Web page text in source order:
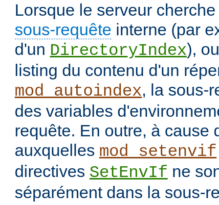
Lorsque le serveur
sous-requête interne (par
d'un DirectoryIndex),
listing du contenu d'un
mod_autoindex, la sous-
des variables
requête. En outre, à cause
auxquelles mod_setenvif
directives SetEnvIf ne
séparément dans la sous-